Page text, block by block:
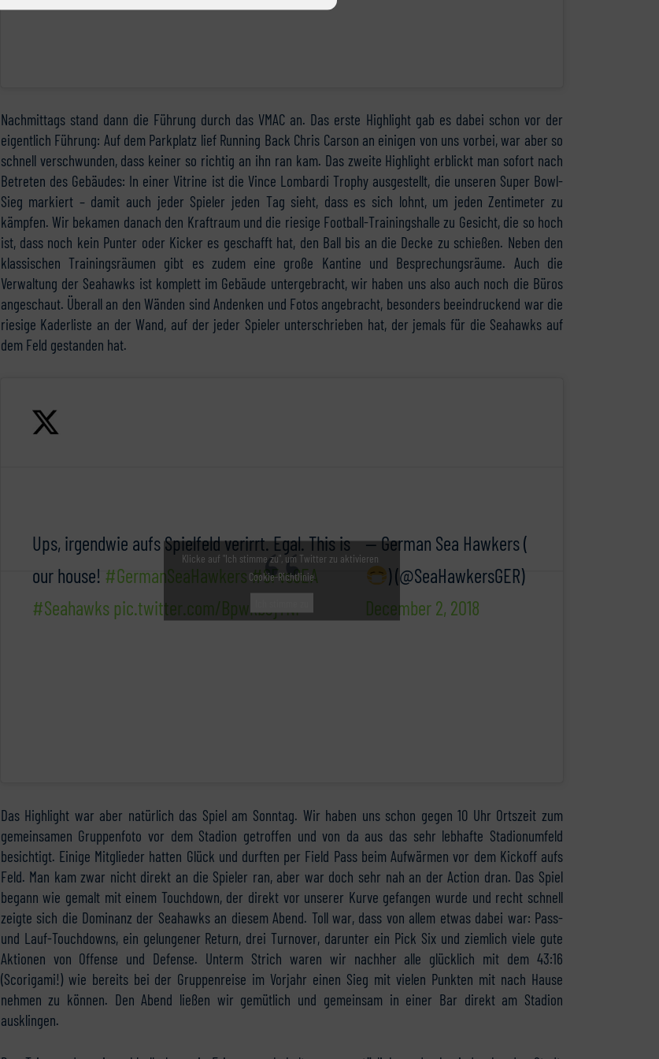
Nachmittags stand dann die Führung durch das VMAC an. Das erste Highlight gab es dabei schon vor der
eigentlich Führung: Auf dem Parkplatz lief Running Back Chris Carson an einigen von uns vorbei, war aber so
schnell verschwunden, dass keiner so richtig an ihn ran kam. Das zweite Highlight erblickt man sofort nach
Betreten des Gebäudes: In einer Vitrine ist die Vince Lombardi Trophy ausgestellt, die unseren Super Bowl-
Sieg markiert – damit auch jeder Spieler jeden Tag sieht, dass es sich lohnt, um jeden Zentimeter zu
kämpfen. Wir bekamen danach den Kraftraum und die riesige Football-Trainingshalle zu Gesicht, die so hoch
ist, dass noch kein Punter oder Kicker es geschafft hat, den Ball bis an die Decke zu schießen. Neben den
klassischen Trainingsräumen gibt es zudem eine große Kantine und Besprechungsräume. Auch die
Verwaltung der Seahawks ist komplett im Gebäude untergebracht, wir haben uns also auch noch die Büros
angeschaut. Überall an den Wänden sind Andenken und Fotos angebracht, besonders beeindruckend war die
riesige Kaderliste an der Wand, auf der jeder Spieler unterschrieben hat, der jemals für die Seahawks auf
dem Feld gestanden hat.
Ups, irgendwie aufs Spielfeld verirrt. Egal. This is
our house! #GermanSeaHawkers#SFvsSEA
#Seahawks pic.twitter.com/BpwkbJjTNP
— German Sea Hawkers (
) (@SeaHawkersGER)
December 2, 2018
Klicke auf "Ich stimme zu", um Twitter zu aktivieren
Cookie-Richtlinie
Das Highlight war aber natürlich das Spiel am Sonntag. Wir haben uns schon gegen 10 Uhr Ortszeit zum
gemeinsamen Gruppenfoto vor dem Stadion getroffen und von da aus das sehr lebhafte Stadionumfeld
besichtigt. Einige Mitglieder hatten Glück und durften per Field Pass beim Aufwärmen vor dem Kickoff aufs
Feld. Man kam zwar nicht direkt an die Spieler ran, aber war doch sehr nah an der Action dran. Das Spiel
begann wie gemalt mit einem Touchdown, der direkt vor unserer Kurve gefangen wurde und recht schnell
zeigte sich die Dominanz der Seahawks an diesem Abend. Toll war, dass von allem etwas dabei war: Pass-
und Lauf-Touchdowns, ein gelungener Return, drei Turnover, darunter ein Pick Six und ziemlich viele gute
Aktionen von Offense und Defense. Unterm Strich waren wir nachher alle glücklich mit dem 43:16
(Scorigami!) wie bereits bei der Gruppenreise im Vorjahr einen Sieg mit vielen Punkten mit nach Hause
nehmen zu können. Den Abend ließen wir gemütlich und gemeinsam in einer Bar direkt am Stadion
ausklingen.